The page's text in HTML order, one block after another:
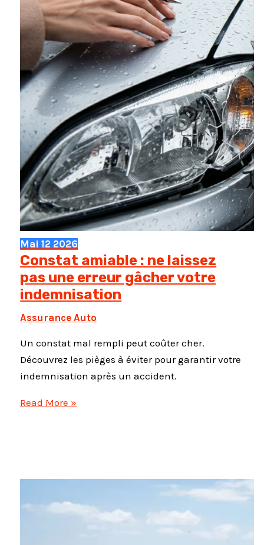
Mai 12 2026
Constat amiable : ne laissez
pas une erreur gâcher votre
indemnisation
Assurance Auto
Un constat mal rempli peut coûter cher.
Découvrez les pièges à éviter pour garantir votre
indemnisation après un accident.
Constat
une
Read More »